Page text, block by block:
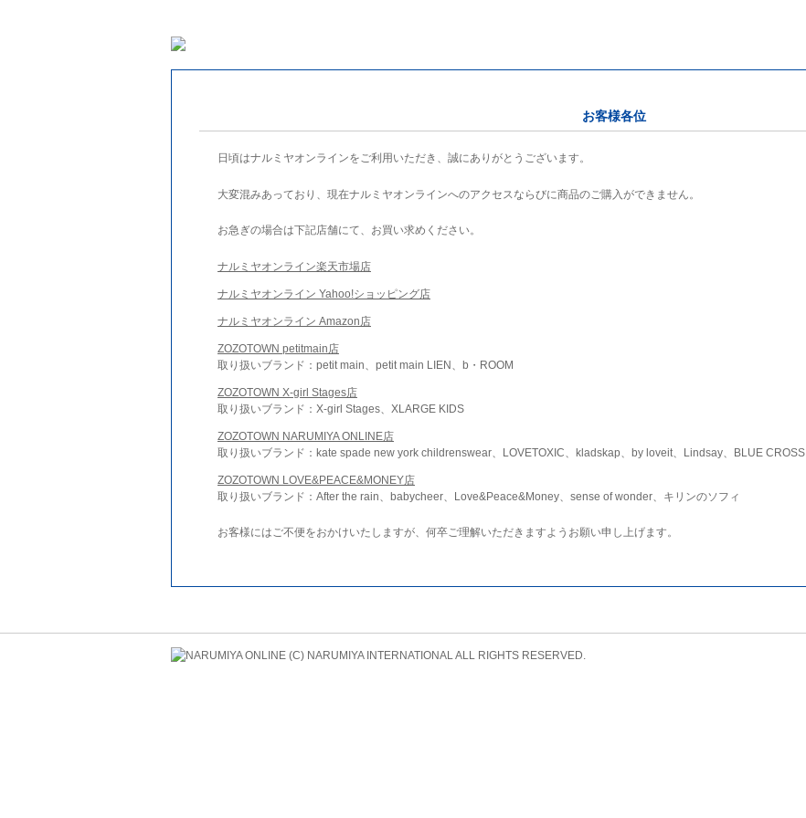
お客様各位
日頃はナルミヤオンラインをご利用いただき、誠にありがとうございます。
大変混みあっており、現在ナルミヤオンラインへのアクセスならびに商品のご購入ができません。
お急ぎの場合は下記店舗にて、お買い求めください。
ナルミヤオンライン楽天市場店
ナルミヤオンライン Yahoo!ショッピング店
ナルミヤオンライン Amazon店
ZOZOTOWN petitmain店
取り扱いブランド：petit main、petit main LIEN、b・ROOM
ZOZOTOWN X-girl Stages店
取り扱いブランド：X-girl Stages、XLARGE KIDS
ZOZOTOWN NARUMIYA ONLINE店
取り扱いブランド：kate spade new york childrenswear、LOVETOXIC、kladskap、by loveit、Lindsay、BLUE CROSS
ZOZOTOWN LOVE&PEACE&MONEY店
取り扱いブランド：After the rain、babycheer、Love&Peace&Money、sense of wonder、キリンのソフィ
お客様にはご不便をおかけいたしますが、何卒ご理解いただきますようお願い申し上げます。